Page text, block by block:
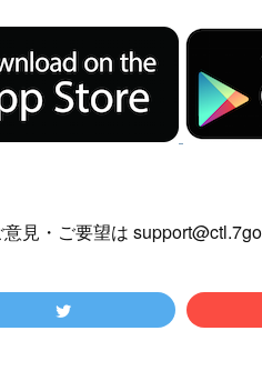
見・ご要望は